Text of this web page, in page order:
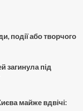
події або творчого
загинула під
майже вдвічі: